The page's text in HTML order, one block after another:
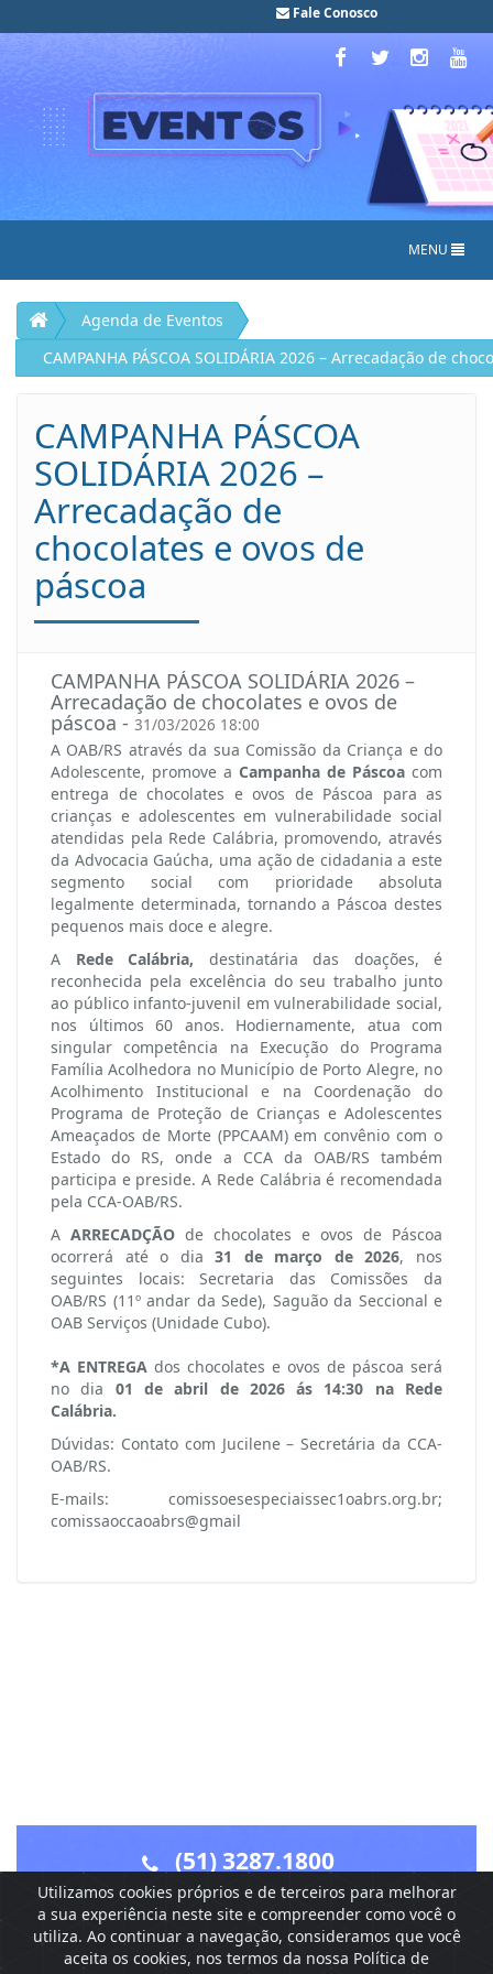
Fale Conosco
MENU
Agenda de Eventos
CAMPANHA PÁSCOA SOLIDÁRIA 2026 – Arrecadação de
CAMPANHA PÁSCOA
SOLIDÁRIA 2026 –
Arrecadação de
chocolates e ovos de
páscoa
CAMPANHA PÁSCOA SOLIDÁRIA 2026 –
Arrecadação de chocolates e ovos de
páscoa - 31/03/2026 18:00
A OAB/RS através da sua Comissão da Criança e do
Adolescente, promove a Campanha de Páscoa com
entrega de chocolates e ovos de Páscoa para as
crianças e adolescentes em vulnerabilidade social
atendidas pela Rede Calábria, promovendo, através
da Advocacia Gaúcha, uma ação de cidadania a este
segmento social com prioridade absoluta
legalmente determinada, tornando a Páscoa destes
pequenos mais doce e alegre.
A Rede Calábria, destinatária das doações, é
reconhecida pela excelência do seu trabalho junto
ao público infanto-juvenil em vulnerabilidade social,
nos últimos 60 anos. Hodiernamente, atua com
singular competência na Execução do Programa
Família Acolhedora no Município de Porto Alegre, no
Acolhimento Institucional e na Coordenação do
Programa de Proteção de Crianças e Adolescentes
Ameaçados de Morte (PPCAAM) em convênio com o
Estado do RS, onde a CCA da OAB/RS também
participa e preside. A Rede Calábria é recomendada
pela CCA-OAB/RS.
A ARRECADÇÃO de chocolates e ovos de Páscoa
ocorrerá até o dia31 de março de 2026, nos
seguintes locais: Secretaria das Comissões da
OAB/RS (11º andar da Sede), Saguão da Seccional e
OAB Serviços (Unidade Cubo).
*A ENTREGA dos chocolates e ovos de páscoa será
no dia 01 de abril de 2026 ás 14:30 na Rede
Calábria.
Dúvidas: Contato com Jucilene – Secretária da CCA-
OAB/RS.
E-mails: comissoesespeciaissec1oabrs.org.br;
comissaoccaoabrs@gmail
(51) 3287.1800
Rua Washington Luiz, 1110 - Centro - CEP 90010-460 -
Porto Alegre - RS
Utilizamos cookies próprios e de terceiros para melhorar
a sua experiência neste site e compreender como você o
utiliza. Ao continuar a navegação, consideramos que você
aceita os cookies, nos termos da nossa Política de